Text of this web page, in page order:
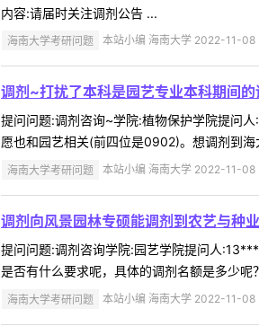
内容:请届时关注调剂公告 ...
海南大学考研问题 本站小编 海南大学 2022-11-08
调剂~打扰了本科是园艺专业本科期间
提问问题:调剂咨询~学院:植物保护学院提问
愿也和园艺相关(前四位是0902)。想调剂到
海南大学考研问题 本站小编 海南大学 2022-11-08
调剂向风景园林专硕能调剂到农艺与种
提问问题:调剂咨询学院:园艺学院提问人
是否有什么要求呢，具体的调剂名额是多少
海南大学考研问题 本站小编 海南大学 2022-11-08